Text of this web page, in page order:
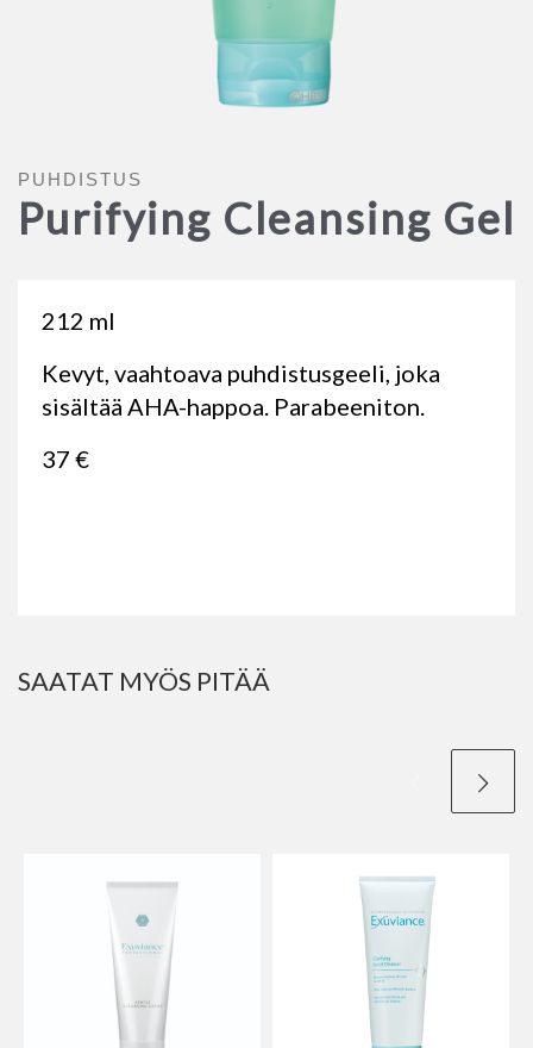
PUHDISTUS
Purifying Cleansing Gel
212 ml
Kevyt, vaahtoava puhdistusgeeli, joka
sisältää AHA-happoa. Parabeeniton.
37 €
SAATAT MYÖS PITÄÄ